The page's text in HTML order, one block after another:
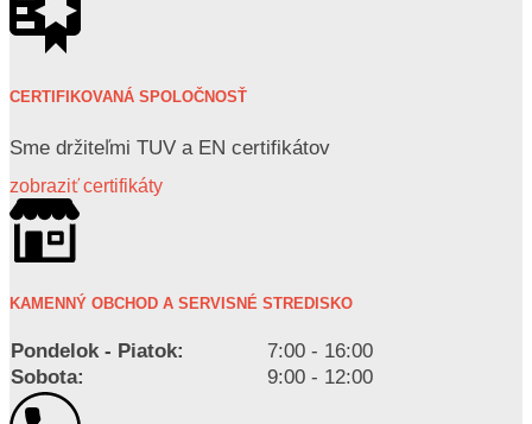
CERTIFIKOVANÁ SPOLOČNOSŤ
Sme držiteľmi TUV a EN certifikátov
zobraziť certifikáty
KAMENNÝ OBCHOD A SERVISNÉ STREDISKO
Pondelok - Piatok:
7:00 - 16:00
Sobota:
9:00 - 12:00